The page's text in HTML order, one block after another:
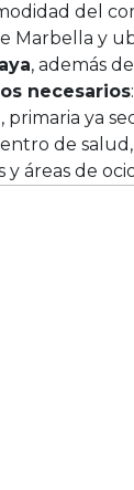
del
Marbella y
, además
necesarios
ya
de
áreas de